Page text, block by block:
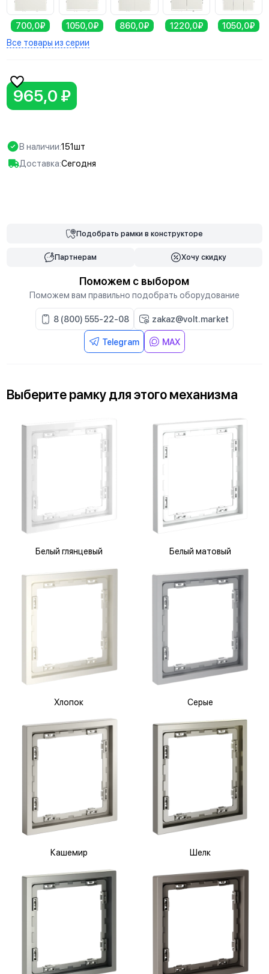
700,0₽ 1050,0₽ 860,0₽ 1220,0₽
1050,0₽
Все товары из серии
965,0 ₽
В наличии:151шт
Доставка:Сегодня
Подобрать рамкив конструкторе
Партнерам Хочу скидку
Поможем с выбором
Поможем вам правильно подобрать оборудование
8 (800) 555-22-08 zakaz@volt.market
Telegram MAX
Выберитерамку дляэтого механизма
Белый глянцевый Белый матовый
Хлопок Серые
Кашемир Шелк